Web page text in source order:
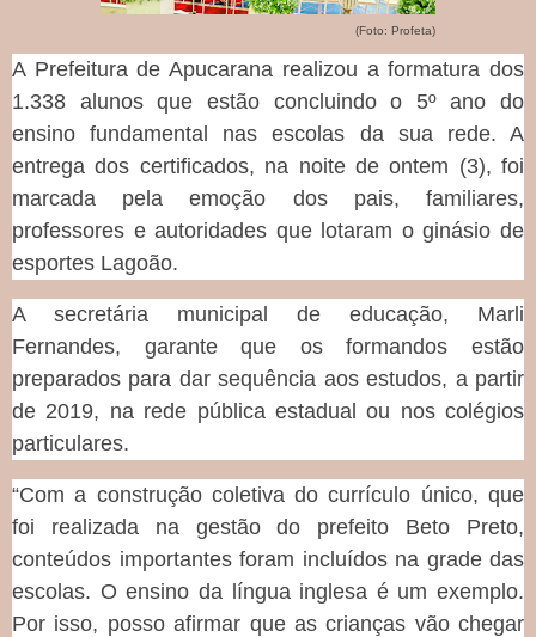
(Foto: Profeta)
A Prefeitura de Apucarana realizou a formatura dos
1.338 alunos que estão concluindo o 5º ano do
ensino fundamental nas escolas da sua rede. A
entrega dos certificados, na noite de ontem (3), foi
marcada pela emoção dos pais, familiares,
professores e autoridades que lotaram o ginásio de
esportes Lagoão.
A secretária municipal de educação, Marli
Fernandes, garante que os formandos estão
preparados para dar sequência aos estudos, a partir
de 2019, na rede pública estadual ou nos colégios
particulares.
“Com a construção coletiva do currículo único, que
foi realizada na gestão do prefeito Beto Preto,
conteúdos importantes foram incluídos na grade das
escolas. O ensino da língua inglesa é um exemplo.
Por isso, posso afirmar que as crianças vão chegar